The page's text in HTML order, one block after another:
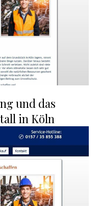
und das
in Köln